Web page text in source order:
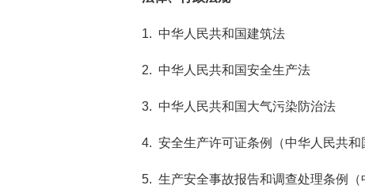
1. 中华人民共和国建筑法
2. 中华人民共和国安全生产法
3. 中华人民共和国大气污染防治法
4. 安全生产许可证条例（中华人民共和
5. 生产安全事故报告和调查处理条例（